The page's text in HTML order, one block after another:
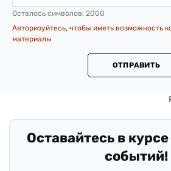
Осталось символов: 2000
Авторизуйтесь, чтобы иметь возможность
материалы
ОТПРАВИТЬ
Оставайтесь в
событий!